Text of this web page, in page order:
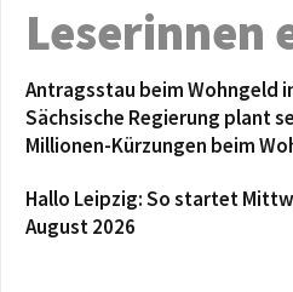
Leserinnen
Antragsstau beim Wohngeld
Sächsische Regierung plant
Millionen-Kürzungen beim
Hallo Leipzig: So startet
August 2026